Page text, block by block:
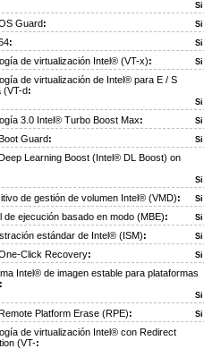
Si
Guard: Si
: Si
de virtualización Intel® (VT-x): Si
de virtualización de Intel® para E / S
(VT-d:
Si
3.0 Intel® Turbo Boost Max: Si
Guard: Si
Learning Boost (Intel® DL Boost) on
Si
de gestión de volumen Intel® (VMD): Si
de ejecución basado en modo (MBE): Si
estándar de Intel® (ISM): Si
Click Recovery: Si
Intel® de imagen estable para plataformas
:
Si
Platform Erase (RPE): Si
de virtualización Intel® con Redirect
(VT-: